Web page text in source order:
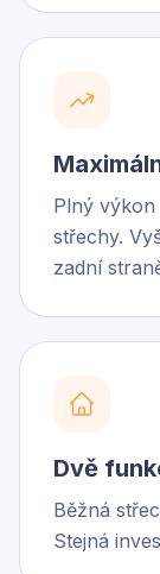
Plný výkon
střechy.
zadní
Dvě
Běžná
Stejná